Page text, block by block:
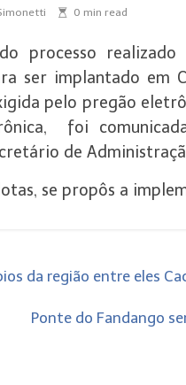
0 min read
processo
ser implantado em
pelo pregão
foi
de
se propôs a
da região entre eles
Ponte do Fandango